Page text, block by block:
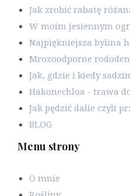
Jak zrobić rabatę
W moim jesiennym
Najpiękniejsza bylina
Mrozoodporne
Jak, gdzie i kiedy
Hakonechloa - trawa
Jak pędzić dalie czyli
BLOG
Menu strony
O mnie